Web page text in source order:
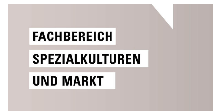
Skip to main content